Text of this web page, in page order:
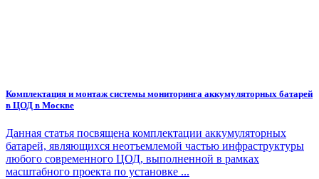
Комплектация и монтаж системы мониторинга аккумуляторных батарей
в ЦОД в Москве
Данная статья посвящена комплектации аккумуляторных
батарей, являющихся неотъемлемой частью инфраструктуры
любого современного ЦОД, выполненной в рамках
масштабного проекта по установке ...